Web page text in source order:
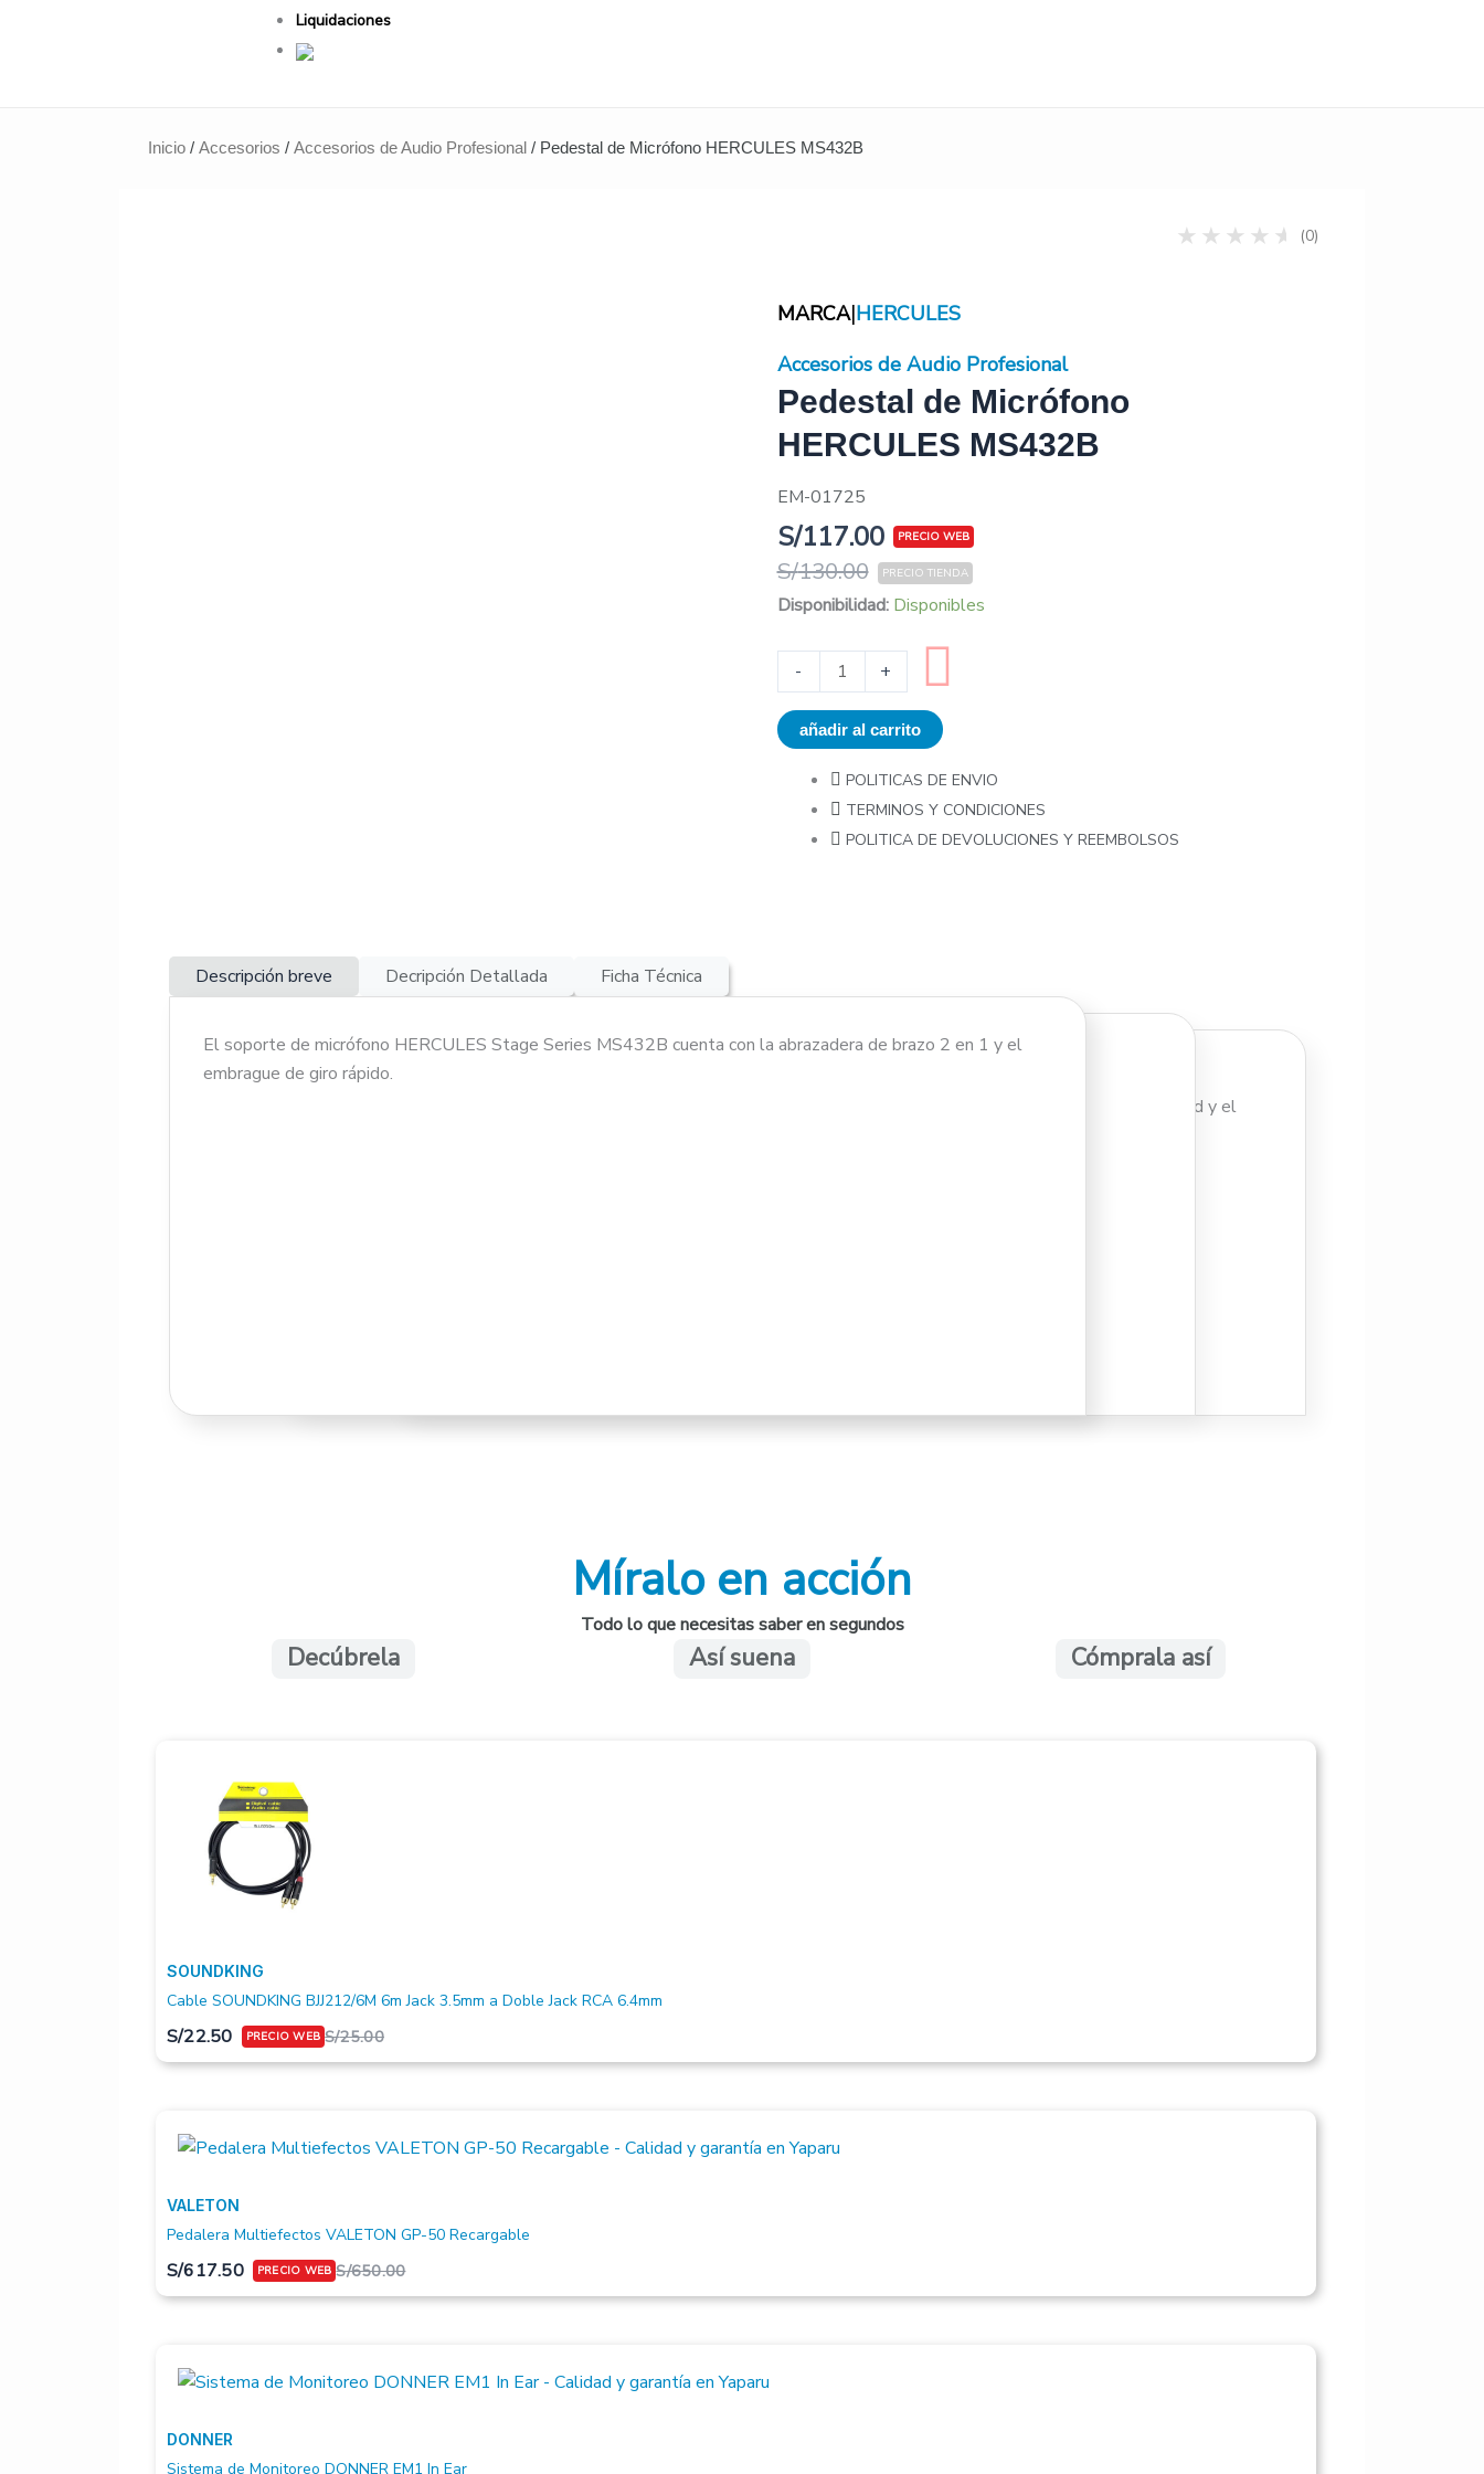
Liquidaciones
Inicio /Accesorios /Accesorios de Audio Profesional / Pedestal de Micrófono HERCULES MS432B
(0)
MARCA|HERCULES
Accesorios de Audio Profesional
Pedestal de Micrófono
HERCULES MS432B
EM-01725
S/130.00
S/117.00
Disponibilidad: Disponibles
-
Pedestal
Micrófono
HERCULES
MS432B
cantidad
+
añadir al carrito
POLITICAS DE ENVIO
TERMINOS Y CONDICIONES
POLITICA DE DEVOLUCIONES Y REEMBOLSOS
Descripción breve Decripción Detallada Ficha Técnica
El soporte de micrófono HERCULES Stage Series MS432B cuenta con la abrazadera de brazo 2 en 1 y el
embrague de giro rápido.
• La abrazadera de la pluma 2 en 1 con ajuste de una sola perilla asegura de forma segura la longitud y el
Míralo en acción
Todo lo que necesitas saber en segundos
Decúbrela Así suena Cómprala así
SOUNDKING
Cable SOUNDKING BJJ212/6M 6m Jack 3.5mm a Doble Jack RCA 6.4mm
S/25.00
S/22.50
VALETON
Pedalera Multiefectos VALETON GP-50 Recargable
S/650.00
S/617.50
DONNER
Sistema de Monitoreo DONNER EM1 In Ear